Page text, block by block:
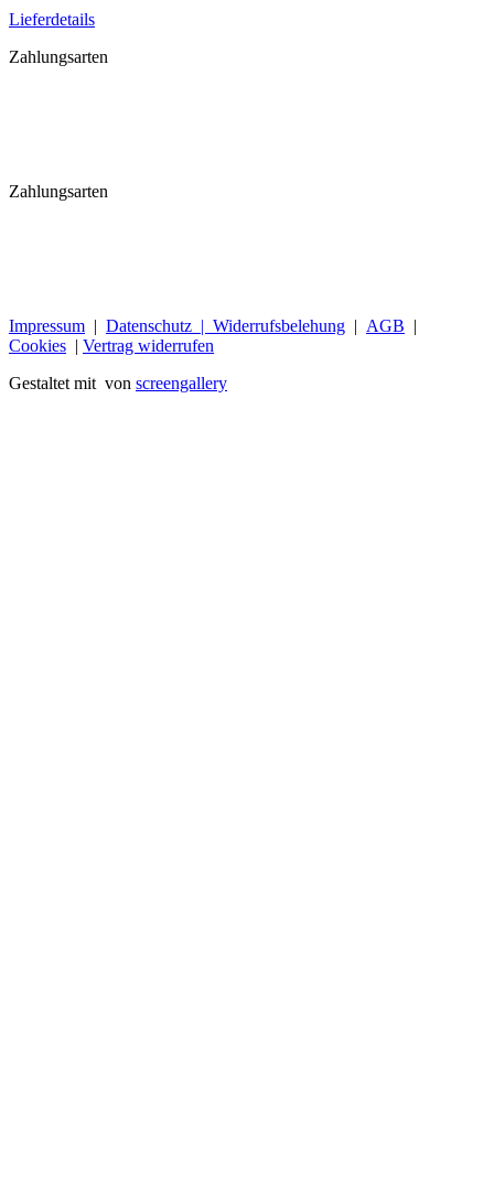
Lieferdetails
Zahlungsarten
Zahlungsarten
Impressum | Datenschutz | Widerrufsbelehung | AGB |
Cookies | Vertrag widerrufen
Gestaltet mit von screengallery